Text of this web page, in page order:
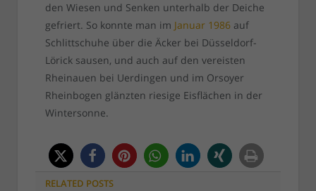
den Wiesen und Senken unterhalb der Deiche
gefriert. So konnte man im Januar 1986auf
Schlittschuhe über die Äcker bei Düsseldorf-
Lörick sausen, und auch auf den vereisten
Rheinauen bei Uerdingen und im Orsoyer
Rheinbogen glänzten riesige Eisflächen in der
Wintersonne.
RELATED POSTS